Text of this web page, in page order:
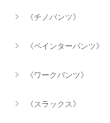
《チノパンツ》
《ペインターパンツ》
《ワークパンツ》
《スラックス》